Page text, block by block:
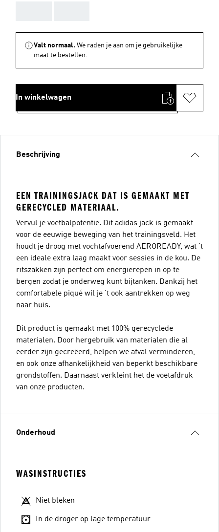
Valt normaal. We raden je aan om je gebruikelijke
maat te bestellen.
In winkelwagen
Beschrijving
EEN TRAININGSJACK DAT IS GEMAAKT MET
GERECYCLED MATERIAAL.
Vervul je voetbalpotentie. Dit adidas jack is gemaakt
voor de eeuwige beweging van het trainingsveld. Het
houdt je droog met vochtafvoerend AEROREADY, wat 't
een ideale extra laag maakt voor sessies in de kou. De
ritszakken zijn perfect om energierepen in op te
bergen zodat je onderweg kunt bijtanken. Dankzij het
comfortabele piqué wil je 't ook aantrekken op weg
naar huis.
Dit product is gemaakt met 100% gerecyclede
materialen. Door hergebruik van materialen die al
eerder zijn gecreëerd, helpen we afval verminderen,
en ook onze afhankelijkheid van beperkt beschikbare
grondstoffen. Daarnaast verkleint het de voetafdruk
van onze producten.
Onderhoud
WASINSTRUCTIES
Niet bleken
In de droger op lage temperatuur